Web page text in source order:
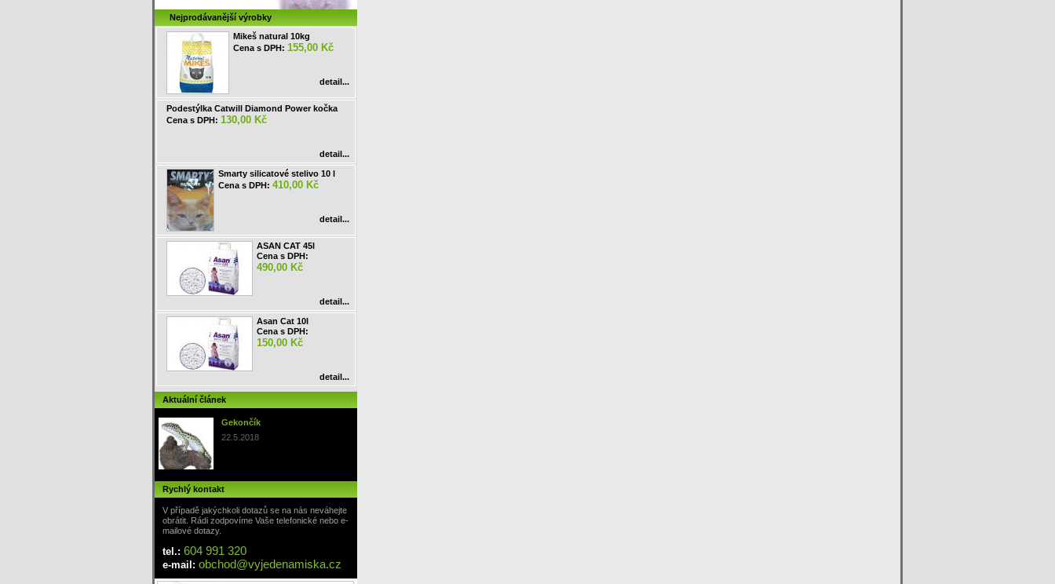
Nejprodávanější výrobky
Mikeš natural 10kg
Cena s DPH: 155,00 Kč
detail...
Podestýlka Catwill Diamond Power kočka
Cena s DPH: 130,00 Kč
detail...
Smarty silicatové stelivo 10 l
Cena s DPH: 410,00 Kč
detail...
ASAN CAT 45l
Cena s DPH:
490,00 Kč
detail...
Asan Cat 10l
Cena s DPH:
150,00 Kč
detail...
Aktuální článek
Gekončík
22.5.2018
Rychlý kontakt
V případě jakýchkoli dotazů se na nás neváhejte
obrátit. Rádi zodpovíme Vaše telefonické nebo e-
mailové dotazy.
tel.: 604 991 320
e-mail: obchod@vyjedenamiska.cz